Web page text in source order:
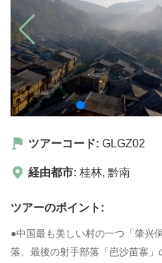
ツアーコード: GLGZ02
経由都市: 桂林, 黔南
ツアーのポイント:
●中国最も美しい村の一つ「肇兴
落、最後の射手部落「岜沙苗寨